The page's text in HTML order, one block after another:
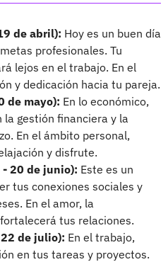
de abril): Hoy es un buen día
profesionales. Tu
lejos en el trabajo. En el
y dedicación hacia tu pareja.
de mayo): En lo económico,
la gestión financiera y la
En el ámbito personal,
y disfrute.
20 de junio): Este es un
tus conexiones sociales y
En el amor, la
tus relaciones.
de julio): En el trabajo,
en tus tareas y proyectos.